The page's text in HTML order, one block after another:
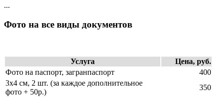
...
Фото на все виды документов
Услуга
Цена, руб.
Фото на паспорт, загранпаспорт
400
3х4 см, 2 шт. (за каждое дополнительное
фото + 50р.)
350